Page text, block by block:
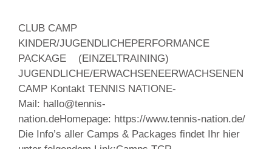
CLUB CAMP
KINDER/JUGENDLICHEPERFORMANCE
PACKAGE (EINZELTRAINING)
JUGENDLICHE/ERWACHSENEERWACHSENEN
CAMP Kontakt TENNIS NATIONE-
Mail: hallo@tennis-
nation.deHomepage: https://www.tennis-nation.de/
Die Info’s aller Camps & Packages findet Ihr hier